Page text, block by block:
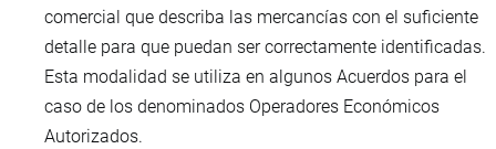
comercial que describa las mercancías con el suficiente
detalle para que puedan ser correctamente identificadas.
Esta modalidad se utiliza en algunos Acuerdos para el
caso de los denominados Operadores Económicos
Autorizados.